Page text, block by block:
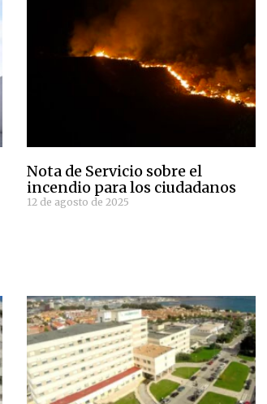
Nota de Servicio sobre el
incendio para los ciudadanos
12 de agosto de 2025